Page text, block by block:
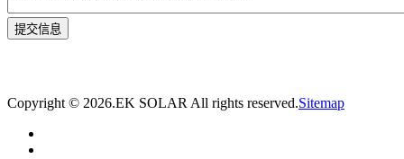
Copyright © 2026.EK SOLAR All rights reserved.Sitemap